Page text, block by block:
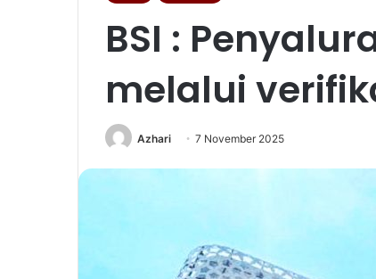
BSI :
melalui
Azhari 7 November 2025